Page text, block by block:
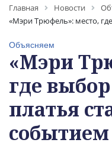
Главная Новости
«Мэри Трюфель»: место,
Объясняем
«Мэри
где
платья
событием